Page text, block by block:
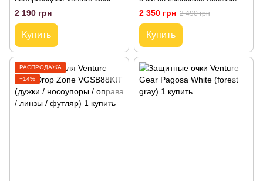
TenSaw Polarized (green mirror)
2 190 грн
Купить
Venture Gear Drop Zone Anti-
Fog VGSB88KIT
2 350 грн 2 490 грн
Купить
РАСПРОДАЖА
−14%